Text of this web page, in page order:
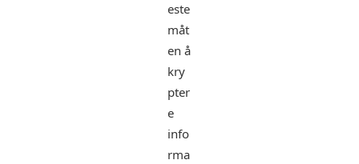
este
måt
en å
kry
pter
e
info
rma